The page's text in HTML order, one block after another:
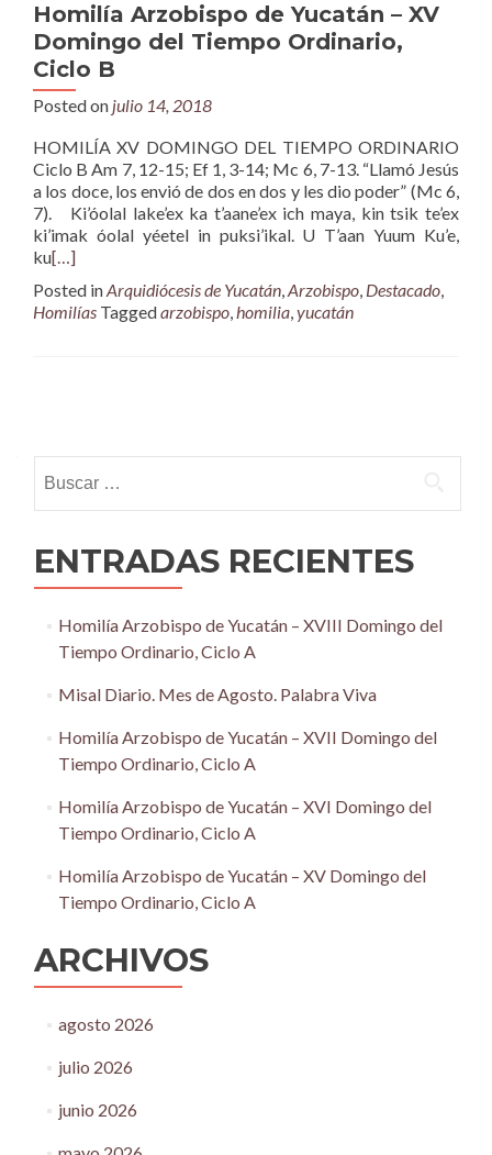
Homilía Arzobispo de Yucatán – XV
Domingo del Tiempo Ordinario,
Ciclo B
Posted on julio 14, 2018
HOMILÍA XV DOMINGO DEL TIEMPO ORDINARIO
Ciclo B Am 7, 12-15; Ef 1, 3-14; Mc 6, 7-13. “Llamó Jesús
a los doce, los envió de dos en dos y les dio poder” (Mc 6,
7). Ki’óolal lake’ex ka t’aane’ex ich maya, kin tsik te’ex
ki’imak óolal yéetel in puksi’ikal. U T’aan Yuum Ku’e,
ku[…]
Posted inArquidiócesis de Yucatán,Arzobispo, Destacado,
Homilías Taggedarzobispo,homilia,yucatán
navigation
ENTRADAS RECIENTES
Homilía Arzobispo de Yucatán – XVIII Domingo del
Tiempo Ordinario, Ciclo A
Misal Diario. Mes de Agosto. Palabra Viva
Homilía Arzobispo de Yucatán – XVII Domingo del
Tiempo Ordinario, Ciclo A
Homilía Arzobispo de Yucatán – XVI Domingo del
Tiempo Ordinario, Ciclo A
Homilía Arzobispo de Yucatán – XV Domingo del
Tiempo Ordinario, Ciclo A
ARCHIVOS
agosto 2026
julio 2026
junio 2026